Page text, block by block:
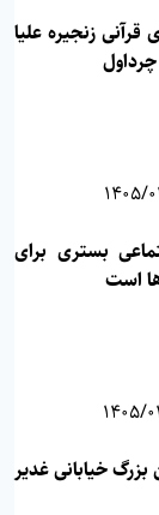
قرآنی زنجیره علیا
بستری برای
است
خیابانی غدیر